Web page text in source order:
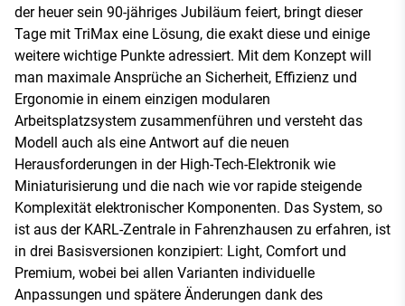
der heuer sein 90-jähriges Jubiläum feiert, bringt dieser
Tage mit TriMax eine Lösung, die exakt diese und einige
weitere wichtige Punkte adressiert. Mit dem Konzept will
man maximale Ansprüche an Sicherheit, Effizienz und
Ergonomie in einem einzigen modularen
Arbeitsplatzsystem zusammenführen und versteht das
Modell auch als eine Antwort auf die neuen
Herausforderungen in der High-Tech-Elektronik wie
Miniaturisierung und die nach wie vor rapide steigende
Komplexität elektronischer Komponenten. Das System, so
ist aus der KARL-Zentrale in Fahrenzhausen zu erfahren, ist
in drei Basisversionen konzipiert: Light, Comfort und
Premium, wobei bei allen Varianten individuelle
Anpassungen und spätere Änderungen dank des